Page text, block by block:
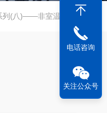
列(八)——非室温XRD
电话咨询
关注公众号